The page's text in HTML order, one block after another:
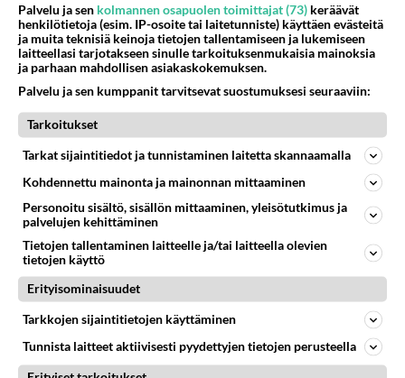
Osallistu keskusteluun
Martinan bisneksillä ei mene hyvin
Martina Aitolehti on seurattu julkisuuden henkilö. Lähipiiriin mahtuu muitakin tunnettuja henkilöitä. Tiesitkö, että Ma
31
2 km on nykyään liian pitkä koulumatka 102
Miesten tuijotus
STARA.FI
Palvelu ja sen kolmannen osapuolen toimittajat (73) keräävät
henkilötietoja (esim. IP-osoite tai laitetunniste) käyttäen evästeitä
ja muita teknisiä keinoja tietojen tallentamiseen ja lukemiseen
laitteellasi tarjotakseen sinulle tarkoituksenmukaisia mainoksia
ja parhaan mahdollisen asiakaskokemuksen.
Palvelu ja sen kumppanit tarvitsevat suostumuksesi seuraaviin:
Tarkoitukset
Tarkat sijaintitiedot ja tunnistaminen laitetta skannaamalla
Kohdennettu mainonta ja mainonnan mittaaminen
Personoitu sisältö, sisällön mittaaminen, yleisötutkimus ja
palvelujen kehittäminen
Tietojen tallentaminen laitteelle ja/tai laitteella olevien
tietojen käyttö
Erityisominaisuudet
Tarkkojen sijaintitietojen käyttäminen
Tunnista laitteet aktiivisesti pyydettyjen tietojen perusteella